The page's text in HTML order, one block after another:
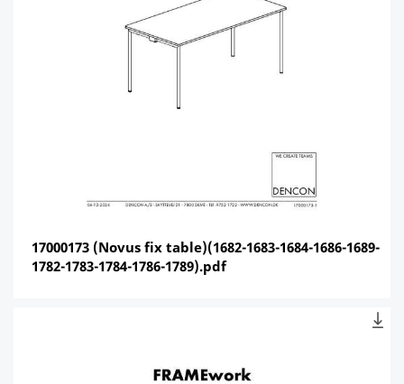
17000173 (Novus fix table)(1682-1683-1684-1686-1689-
1782-1783-1784-1786-1789).pdf